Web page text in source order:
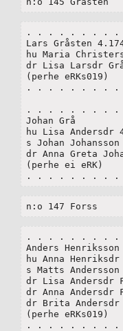
. . . . . . . .
Lars Gråsten
hu Maria
dr Lisa Larsdr
(perhe eRKs019)
. . . . . . . .
. . . . . . . .
Johan Grå
hu Lisa Andersdr
s Johan
dr Anna Greta
(perhe ei eRK)
. . . . . . . .
n:o 147 Forss
. . . . . . . .
Anders
hu Anna
s Matts
dr Lisa Andersdr
dr Anna Andersdr
dr Brita Andersdr
(perhe eRKs019)
. . . . . . . .